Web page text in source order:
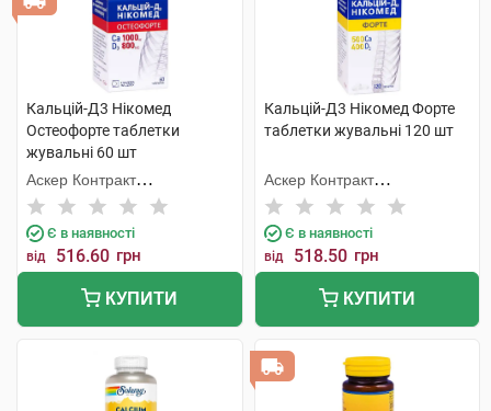
Кальцій-Д3 Нікомед
Остеофорте таблетки
жувальні 60 шт
Аскер Контракт
Мануфекчерінг АС
Є в наявності
від 516.60 грн
КУПИТИ
Кальцій-Д3 Нікомед Форте
таблетки жувальні 120 шт
Аскер Контракт
Мануфекчерінг АС
Є в наявності
від 518.50 грн
КУПИТИ